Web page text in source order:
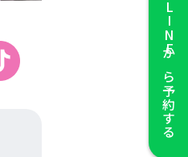
LINE
から予約する